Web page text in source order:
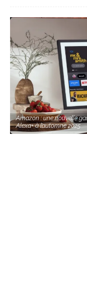
Amazon : une nouvelle
Alexa+ à l’automne 2025